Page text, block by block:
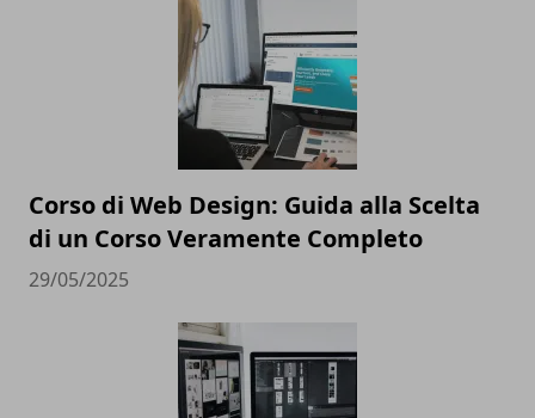
Corso di Web Design: Guida alla Scelta
di un Corso Veramente Completo
29/05/2025